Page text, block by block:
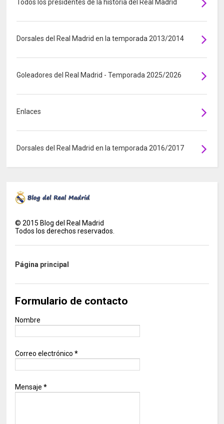
Todos los presidentes de la historia del Real Madrid
Dorsales del Real Madrid en la temporada 2013/2014
Goleadores del Real Madrid - Temporada 2025/2026
Enlaces
Dorsales del Real Madrid en la temporada 2016/2017
©2015 Blog del Real Madrid
Todos los derechos reservados.
Página principal
Formulario de contacto
Nombre
Correo electrónico*
Mensaje*